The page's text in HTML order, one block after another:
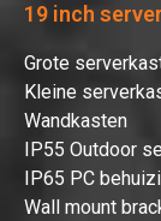
19 inch
Grote
Kleine
Wandkasten
IP55 Outdoor
IP65 PC
Wall mount